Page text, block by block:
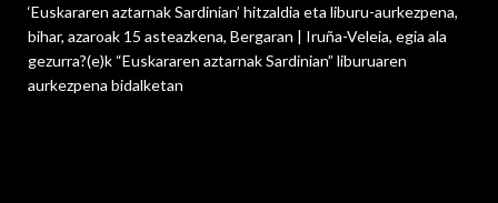
‘Euskararen aztarnak Sardinian’ hitzaldia eta liburu-aurkezpena,
bihar, azaroak 15 asteazkena, Bergaran | Iruña-Veleia, egia ala
gezurra?(e)k “Euskararen aztarnak Sardinian” liburuaren
aurkezpena bidalketan